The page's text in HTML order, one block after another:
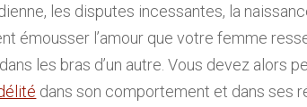
les disputes incessantes, la
émousser l’amour que votre femme
les bras d’un autre. Vous devez alors
dans son comportement et dans ses